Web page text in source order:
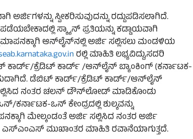
ಸ್ವೀಕರಿಸುವುದನ್ನು ರದ್ದುಪಡಿಸಲಾಗಿದೆ.
ಸ್ಕ್ಯಾನ್‌ ಪ್ರತಿಯನ್ನು ಕಡ್ಡಾಯವಾಗಿ
ಆನ್‌ಲೈನ್‌ನಲ್ಲಿ ಅರ್ಜಿ ಸಲ್ಲಿಸಲು ಮಂಡಳಿಯ
ರಲ್ಲಿ ಮಾಹಿತಿ ಲಭ್ಯವಿದ್ದು,ಸದರಿ
ಕಾರ್ಡ್/ಕ್ರೆಡಿಟ್ ಕಾರ್ಡ್ /ಆನ್‌ಲೈನ್ ಬ್ಯಾಂಕಿಂಗ್ (ಕರ್ನಾಟಕ-
ಡೆಬಿಟ್ ಕಾರ್ಡ್/ಕ್ರೆಡಿಟ್ ಕಾರ್ಡ್/ಆನ್‌ಲೈನ್
ಸಲ್ಲಿಸಿದ ನಂತರ ಚಲನ್ ಡೌನ್‌ಲೋಡ್ ಮಾಡಿಕೊಂಡು
ಒನ್ ಕೇಂದ್ರದಲ್ಲಿ ಶುಲ್ಕವನ್ನು
ಮೇಲ್ಕಂಡಂತೆ ಅರ್ಜಿ ಸಲ್ಲಿಸಿದ ನಂತರ ಅರ್ಜಿ
ಎಸ್‌ಎಂಎಸ್ ಮುಖಾಂತರ ಮಾಹಿತಿ ರವಾನೆಯಾಗುತ್ತದೆ.